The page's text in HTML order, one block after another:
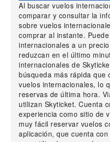
Al buscar vuelos
comparar y consultar la
sobre vuelos
comprar al instante.
internacionales a un
reduzcan en el último
internacionales de
búsqueda más rápida que
vuelos internacionales, lo
reservas de última hora.
utilizan Skyticket. Cuenta
experiencia como sitio de
muy fácil reservar vuelos
aplicación, que cuenta